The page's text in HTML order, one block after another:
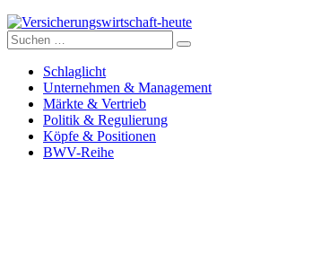
Versicherungswirtschaft-heute
Suche
nach:
Schlaglicht
Unternehmen & Management
Märkte & Vertrieb
Politik & Regulierung
Köpfe & Positionen
BWV-Reihe